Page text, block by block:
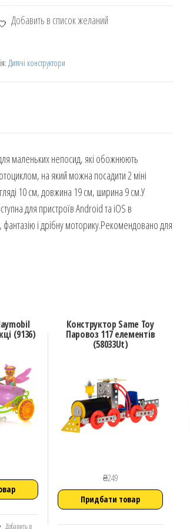
Добавить в список желаний
Дитячі конструктори
маленьких непосид, які обожнюють
на який можна посадити 2 міні
10 см, довжина 19 см, ширина 9 см.У
для пристроїв Android та iOS в
фантазію і дрібну моторику.Рекомендовано для
(9136)
Добавить в
Конструктор Same Toy
Паровоз 117 елементів
(58033Ut)
₴249
Придбати товар